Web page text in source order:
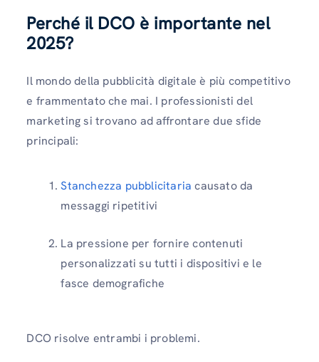
Perché il DCO è importante nel
2025?
Il mondo della pubblicità digitale è più competitivo
e frammentato che mai. I professionisti del
marketing si trovano ad affrontare due sfide
principali:
Stanchezza pubblicitaria causato da
messaggi ripetitivi
La pressione per fornire contenuti
personalizzati su tutti i dispositivi e le
fasce demografiche
DCO risolve entrambi i problemi.